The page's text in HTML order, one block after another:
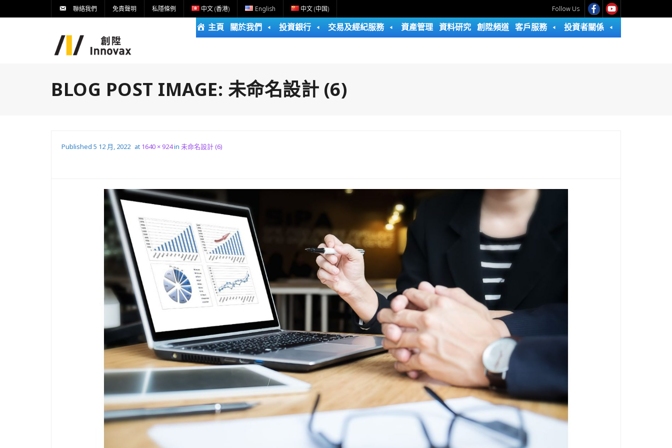
聯絡我們 免責聲明 私隱條例 中文 (香港) English 中文 (中国) Follow Us
主頁 關於我們 投資銀行 交易及經紀服務 資產管理 資料研究 創陞頻道 客戶服務 投資者關係
BLOG POST IMAGE: 未命名設計 (6)
Published 5 12 月, 2022 at 1640 × 924in 未命名設計 (6)